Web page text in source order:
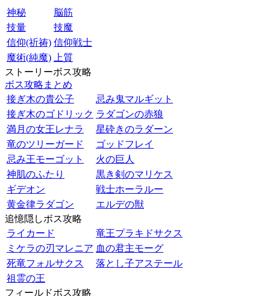
神秘
脳筋
技量
技魔
信仰(祈祷) 信仰戦士
魔術(純魔)
上質
ストーリーボス攻略
ボス攻略まとめ
接ぎ木の貴公子
忌み鬼マルギット
接ぎ木のゴドリック ラダゴンの赤狼
満月の女王レナラ
星砕きのラダーン
竜のツリーガード
ゴッドフレイ
忌み王モーゴット
火の巨人
神肌のふたり
黒き剣のマリケス
ギデオン
戦士ホーラルー
黄金律ラダゴン
エルデの獣
追憶隠しボス攻略
ライカード
竜王プラキドサクス
ミケラの刃マレニア 血の君主モーグ
死竜フォルサクス
落とし子アステール
祖霊の王
フィールドボス攻略